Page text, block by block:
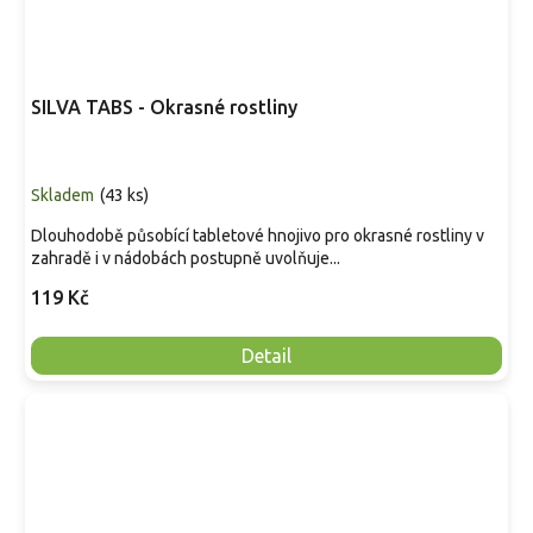
SILVA TABS - Okrasné rostliny
Skladem (43 ks)
119 Kč
Detail
Dlouhodobě působící tabletové hnojivo pro okrasné rostliny v
zahradě i v nádobách postupně uvolňuje...